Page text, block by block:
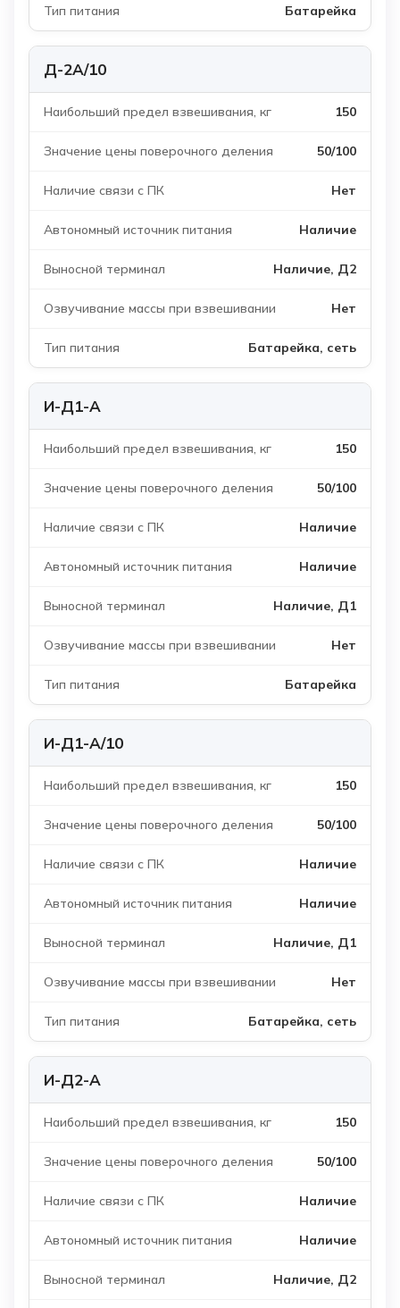
Батарейка
Д-2А/10
150
50/100
Нет
Наличие
Наличие, Д2
Нет
Батарейка, сеть
И-Д1-А
150
50/100
Наличие
Наличие
Наличие, Д1
Нет
Батарейка
И-Д1-А/10
150
50/100
Наличие
Наличие
Наличие, Д1
Нет
Батарейка, сеть
И-Д2-А
150
50/100
Наличие
Наличие
Наличие, Д2